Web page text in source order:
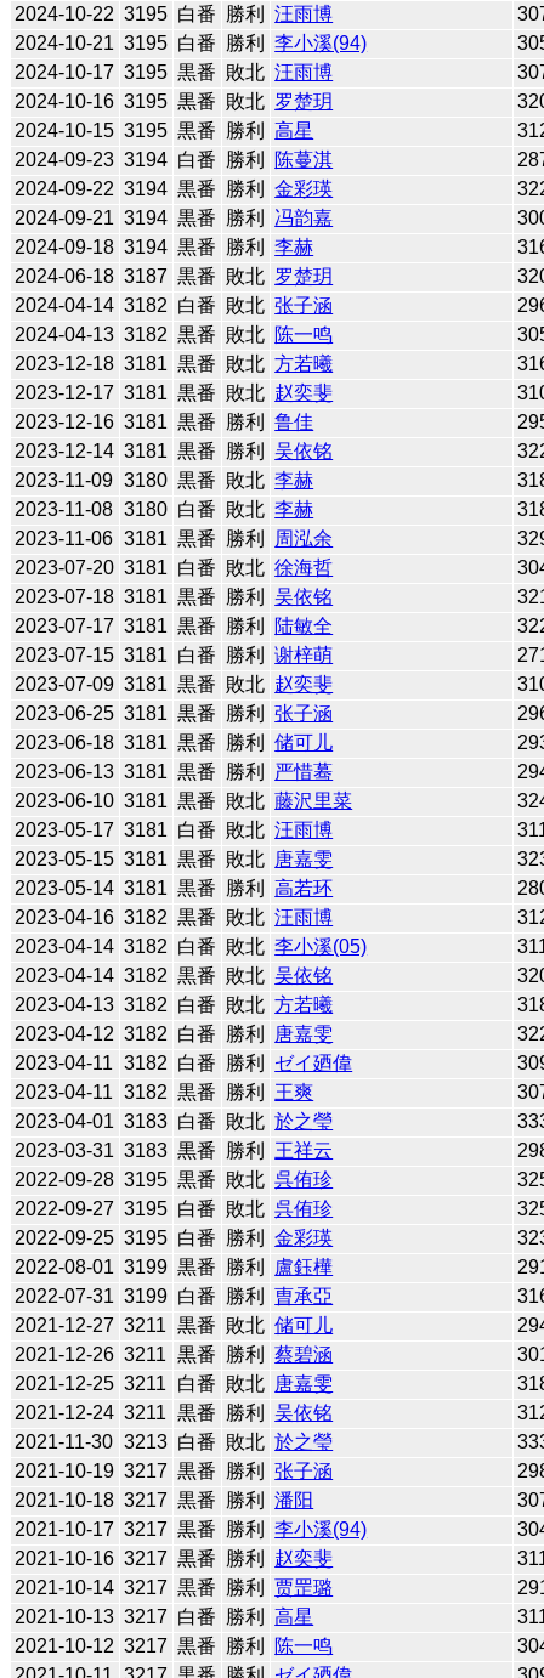
2024-10-22 3195 白番 勝利 汪雨博
2024-10-21 3195 白番 勝利 李小溪(94)
2024-10-17 3195 黒番 敗北 汪雨博
2024-10-16 3195 黒番 敗北 罗楚玥
2024-10-15 3195 黒番 勝利 高星
2024-09-23 3194 白番 勝利 陈蔓淇
2024-09-22 3194 黒番 勝利 金彩瑛
2024-09-21 3194 黒番 勝利 冯韵嘉
2024-09-18 3194 黒番 勝利 李赫
2024-06-18 3187 黒番 敗北 罗楚玥
2024-04-14 3182 白番 敗北 张子涵
2024-04-13 3182 黒番 敗北 陈一鸣
2023-12-18 3181 黒番 敗北 方若曦
2023-12-17 3181 黒番 敗北 赵奕斐
2023-12-16 3181 黒番 勝利 鲁佳
2023-12-14 3181 黒番 勝利 吴依铭
2023-11-09 3180 黒番 敗北 李赫
2023-11-08 3180 白番 敗北 李赫
2023-11-06 3181 黒番 勝利 周泓余
2023-07-20 3181 白番 敗北 徐海哲
2023-07-18 3181 黒番 勝利 吴依铭
2023-07-17 3181 黒番 勝利 陆敏全
2023-07-15 3181 白番 勝利 谢梓萌
2023-07-09 3181 黒番 敗北 赵奕斐
2023-06-25 3181 黒番 勝利 张子涵
2023-06-18 3181 黒番 勝利 储可儿
2023-06-13 3181 黒番 勝利 严惜蓦
2023-06-10 3181 黒番 敗北 藤沢里菜
2023-05-17 3181 白番 敗北 汪雨博
2023-05-15 3181 黒番 敗北 唐嘉雯
2023-05-14 3181 黒番 勝利 高若环
2023-04-16 3182 黒番 敗北 汪雨博
2023-04-14 3182 白番 敗北 李小溪(05)
2023-04-14 3182 黒番 敗北 吴依铭
2023-04-13 3182 白番 敗北 方若曦
2023-04-12 3182 白番 勝利 唐嘉雯
2023-04-11 3182 白番 勝利 ゼイ廼偉
2023-04-11 3182 黒番 勝利 王爽
2023-04-01 3183 白番 敗北 於之瑩
2023-03-31 3183 黒番 勝利 王祥云
2022-09-28 3195 黒番 敗北 呉侑珍
2022-09-27 3195 白番 敗北 呉侑珍
2022-09-25 3195 白番 勝利 金彩瑛
2022-08-01 3199 黒番 勝利 盧鈺樺
2022-07-31 3199 白番 勝利 曺承亞
2021-12-27 3211 黒番 敗北 储可儿
2021-12-26 3211 黒番 勝利 蔡碧涵
2021-12-25 3211 白番 敗北 唐嘉雯
2021-12-24 3211 黒番 勝利 吴依铭
2021-11-30 3213 白番 敗北 於之瑩
2021-10-19 3217 黒番 勝利 张子涵
2021-10-18 3217 黒番 勝利 潘阳
2021-10-17 3217 黒番 勝利 李小溪(94)
2021-10-16 3217 黒番 勝利 赵奕斐
2021-10-14 3217 黒番 勝利 贾罡璐
2021-10-13 3217 白番 勝利 高星
2021-10-12 3217 黒番 勝利 陈一鸣